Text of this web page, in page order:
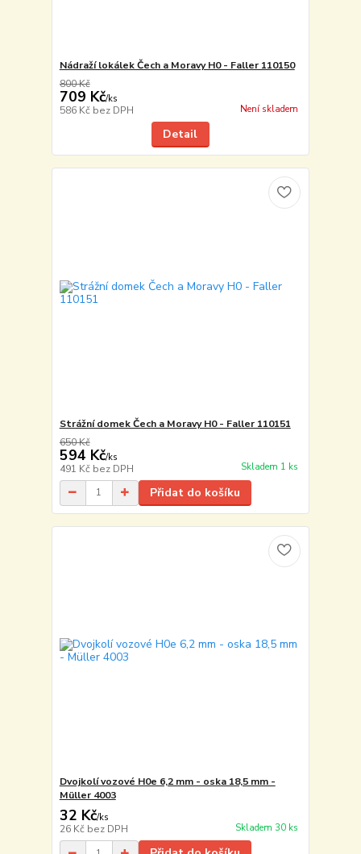
Nádraží lokálek Čech a Moravy H0 - Faller 110150
800 Kč
709 Kč/ks
586 Kč bez DPH Není skladem
Detail
Strážní domek Čech a Moravy H0 - Faller 110151
650 Kč
594 Kč/ks
491 Kč bez DPH Skladem 1 ks
Přidat do košíku
Dvojkolí vozové H0e 6,2 mm - oska 18,5 mm -
Müller 4003
32 Kč/ks
26 Kč bez DPH Skladem 30 ks